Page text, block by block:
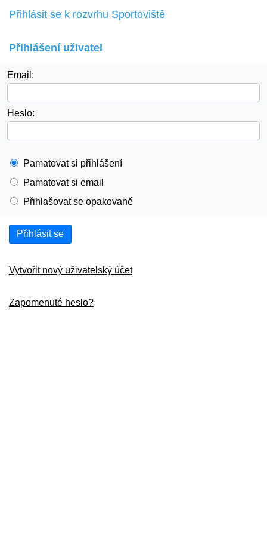
Přihlásit se k rozvrhu Sportoviště
Přihlášení uživatel
Email:
Heslo:
Pamatovat si přihlášení
Pamatovat si email
Přihlašovat se opakovaně
Přihlásit se
Vytvořit nový uživatelský účet
Zapomenuté heslo?